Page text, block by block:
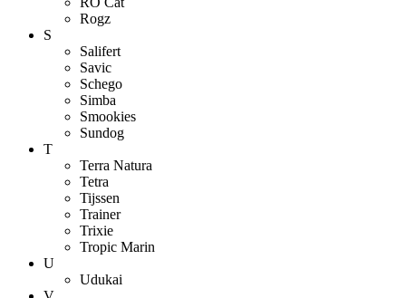
Rogz
S
Salifert
Savic
Schego
Simba
Smookies
Sundog
T
Terra Natura
Tetra
Tijssen
Trainer
Trixie
Tropic Marin
U
Udukai